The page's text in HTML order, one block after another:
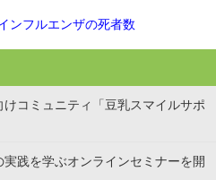
ンフルエンザの死者数
コミュニティ「豆乳スマイルサポ
践を学ぶオンラインセミナーを開